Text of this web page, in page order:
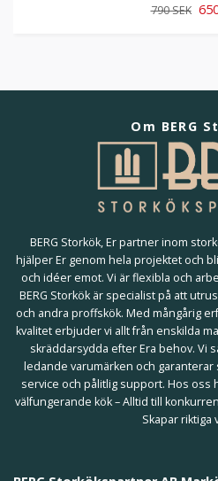
790 SEK
Om BERG
BERG Storkök, Er partner inom
hjälper Er genom hela projektet och
och idéer emot. Vi är flexibla och
BERG Storkök är specialist på att
och andra proffskök. Med mångårig
kvalitet erbjuder vi allt från enskilda
skräddarsydda efter Era behov. Vi
ledande varumärken och
service och pålitlig support. Hos oss
välfungerande kök – Alltid till
Skapar riktiga